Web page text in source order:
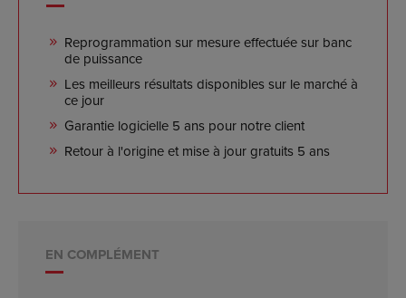
Reprogrammation sur mesure effectuée sur banc
de puissance
Les meilleurs résultats disponibles sur le marché à
ce jour
Garantie logicielle 5 ans pour notre client
Retour à l'origine et mise à jour gratuits 5 ans
EN COMPLÉMENT